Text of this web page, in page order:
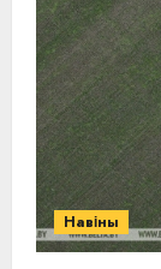
Навіны